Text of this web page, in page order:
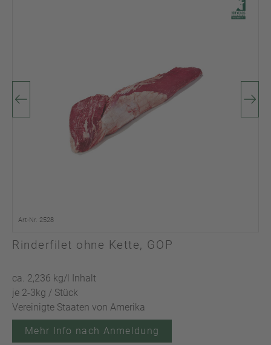
Art-Nr. 2528
Rinderfilet ohne Kette, GOP
ca. 2,236 kg/l Inhalt
je 2-3kg / Stück
Vereinigte Staaten von Amerika
Mehr Info nach Anmeldung